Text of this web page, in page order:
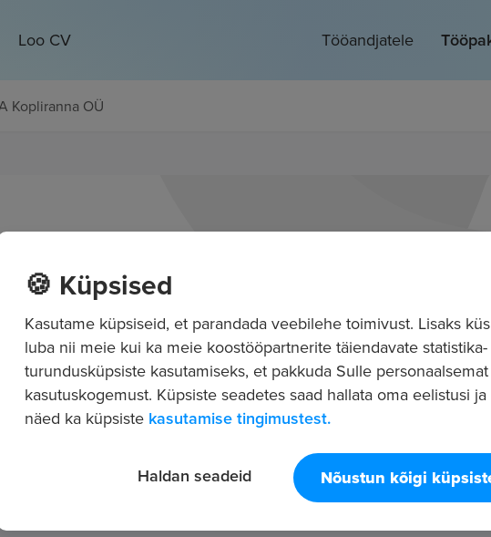
Loo CV Tööandjatele
Kopliranna OÜ
🍪 Küpsised
Kasutame küpsiseid, et parandada veebilehe toimivust. Lisaks
luba nii meie kui ka meie koostööpartnerite täiendavate statistika-
turundusküpsiste kasutamiseks, et pakkuda Sulle personaalsemat
kasutuskogemust. Küpsiste seadetes saad hallata oma eelistusi
näed ka küpsiste kasutamise tingimustest.
Nõustun kõigi
Haldan seadeid